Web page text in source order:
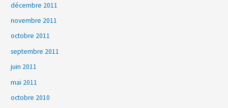
décembre 2011
novembre 2011
octobre 2011
septembre 2011
juin 2011
mai 2011
octobre 2010